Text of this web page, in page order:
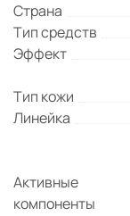
Страна
Тип средств
Эффект
Тип кожи
Линейка
Активные
компоненты